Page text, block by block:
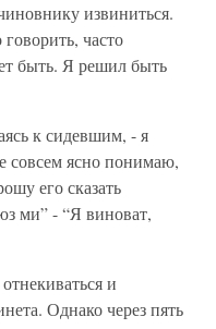
извиниться.
часто
быть. Я решил быть
к сидевшим, - я
совсем ясно понимаю,
его сказать
ми” - “Я виноват,
и
Однако через пять